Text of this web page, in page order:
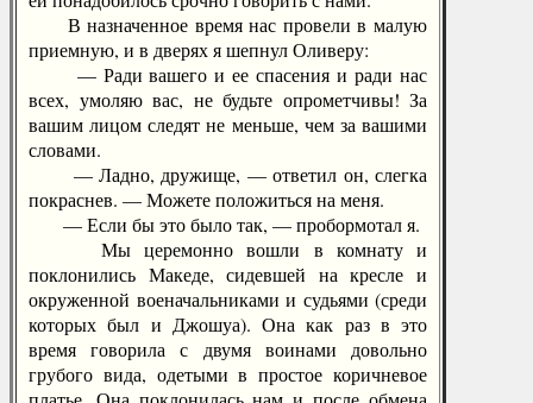
В назначенное время нас провели в малую
приемную, и в дверях я шепнул Оливеру:
— Ради вашего и ее спасения и ради нас
всех, умоляю вас, не будьте опрометчивы! За
вашим лицом следят не меньше, чем за вашими
словами.
— Ладно, дружище, — ответил он, слегка
покраснев. — Можете положиться на меня.
— Если бы это было так, — пробормотал я.
Мы церемонно вошли в комнату и
поклонились Македе, сидевшей на кресле и
окруженной военачальниками и судьями (среди
которых был и Джошуа). Она как раз в это
время говорила с двумя воинами довольно
грубого вида, одетыми в простое коричневое